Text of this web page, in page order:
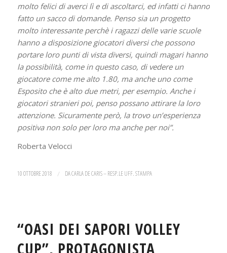
molto felici di averci lì e di ascoltarci, ed infatti ci hanno
fatto un sacco di domande. Penso sia un progetto
molto interessante perchè i ragazzi delle varie scuole
hanno a disposizione giocatori diversi che possono
portare loro punti di vista diversi, quindi magari hanno
la possibilità, come in questo caso, di vedere un
giocatore come me alto 1.80, ma anche uno come
Esposito che è alto due metri, per esempio. Anche i
giocatori stranieri poi, penso possano attirare la loro
attenzione. Sicuramente però, la trovo un’esperienza
positiva non solo per loro ma anche per noi”.
Roberta Velocci
10 OTTOBRE 2018 / DACARLA DE CARIS – RESP.LE UFF. STAMPA
“OASI DEI SAPORI VOLLEY
CUP”, PROTAGONISTA